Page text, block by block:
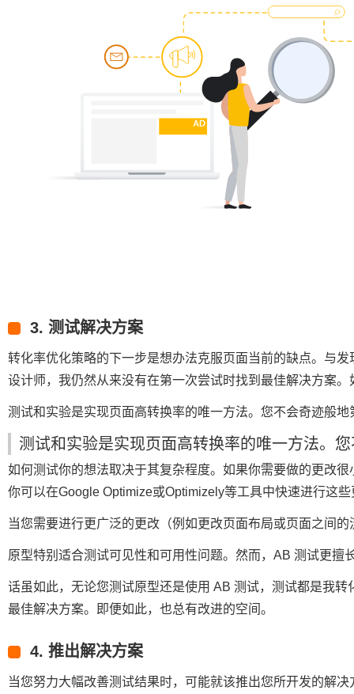
3. 测试解决方案
转化率优化策略的下一步是想办法克服页面当前的缺点。与
设计师，我仍然从来没有在第一次尝试时找到最佳解决方案
测试和实验是实现页面高转换率的唯一方法。您不会奇迹般地
测试和实验是实现页面高转换率的唯一方法。
如何测试你的想法取决于其复杂程度。如果你需要做的更改
你可以在Google Optimize或Optimizely等工具中快速进行这些
当您需要进行更广泛的更改（例如更改页面布局或页面之间
原型特别适合测试可见性和可用性问题。然而，AB 测试更擅
话虽如此，无论您测试原型还是使用 AB 测试，测试都是我
最佳解决方案。即便如此，也总有改进的空间。
4. 推出解决方案
当您努力大幅改善测试结果时，可能就该推出您所开发的解决